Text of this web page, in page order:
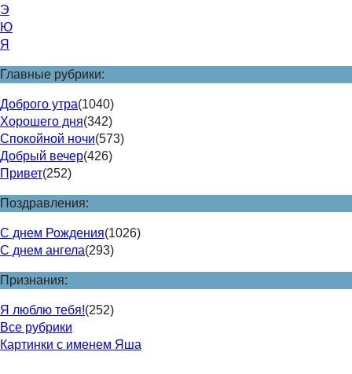
Э
Ю
Я
Главные рубрики:
Доброго утра(1040)
Хорошего дня(342)
Спокойной ночи(573)
Добрый вечер(426)
Привет(252)
Поздравления:
С днем Рождения(1026)
С днем ангела(293)
Признания:
Я люблю тебя!(252)
Все рубрики
Картинки с именем Яша